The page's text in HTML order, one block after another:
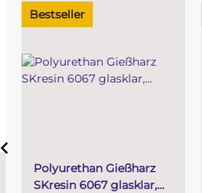
Bestseller
Polyurethan Gießharz
SKresin 6067 glasklar,